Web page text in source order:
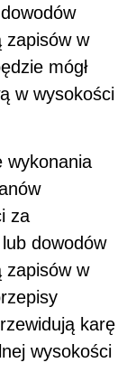
zapisów w
mógł
w wysokości
wykonania
za
dowodów
zapisów w
karę
wysokości